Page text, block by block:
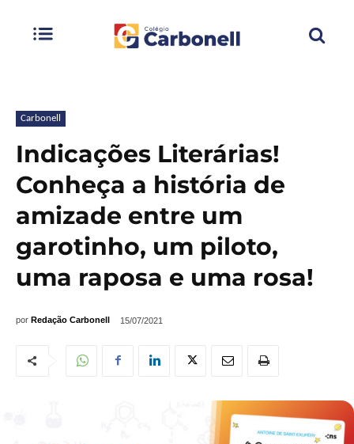
Carbonell
Indicações Literárias!
Conheça a história de
amizade entre um
garotinho, um piloto,
uma raposa e uma rosa!
por Redação Carbonell 15/07/2021